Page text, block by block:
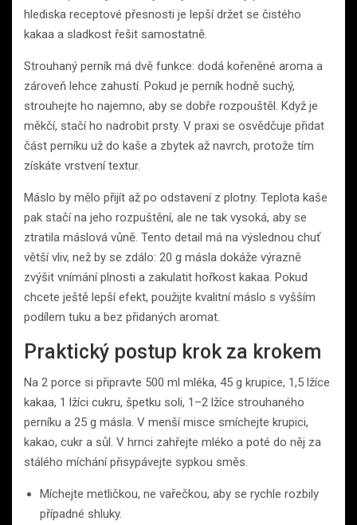
hlediska receptové přesnosti je lepší držet se čistého
kakaa a sladkost řešit samostatně.
Strouhaný perník má dvě funkce: dodá kořeněné aroma a
zároveň lehce zahustí. Pokud je perník hodně suchý,
strouhejte ho najemno, aby se dobře rozpouštěl. Když je
měkčí, stačí ho nadrobit prsty. V praxi se osvědčuje přidat
část perníku už do kaše a zbytek až navrch, protože tím
získáte vrstvení textur.
Máslo by mělo přijít až po odstavení z plotny. Teplota kaše
pak stačí na jeho rozpuštění, ale ne tak vysoká, aby se
ztratila máslová vůně. Tento detail má na výslednou chuť
větší vliv, než by se zdálo: 20 g másla dokáže výrazně
zvýšit vnímání plnosti a zakulatit hořkost kakaa. Pokud
chcete ještě lepší efekt, použijte kvalitní máslo s vyšším
podílem tuku a bez přidaných aromat.
Praktický postup krok za krokem
Na 2 porce si připravte 500 ml mléka, 45 g krupice, 1,5 lžíce
kakaa, 1 lžíci cukru, špetku soli, 1–2 lžíce strouhaného
perníku a 25 g másla. V menší misce smíchejte krupici,
kakao, cukr a sůl. V hrnci zahřejte mléko a poté do něj za
stálého míchání přisypávejte sypkou směs.
Míchejte metličkou, ne vařečkou, aby se rychle rozbily
případné shluky.